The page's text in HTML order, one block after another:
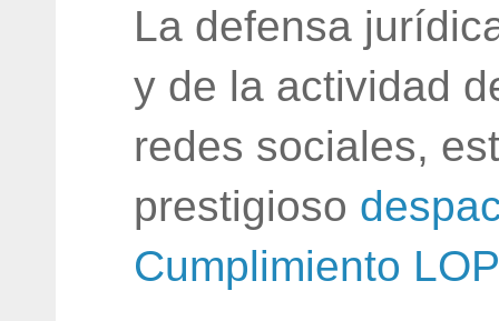
La defensa
y de la actividad
redes sociales,
prestigioso
Cumplimiento